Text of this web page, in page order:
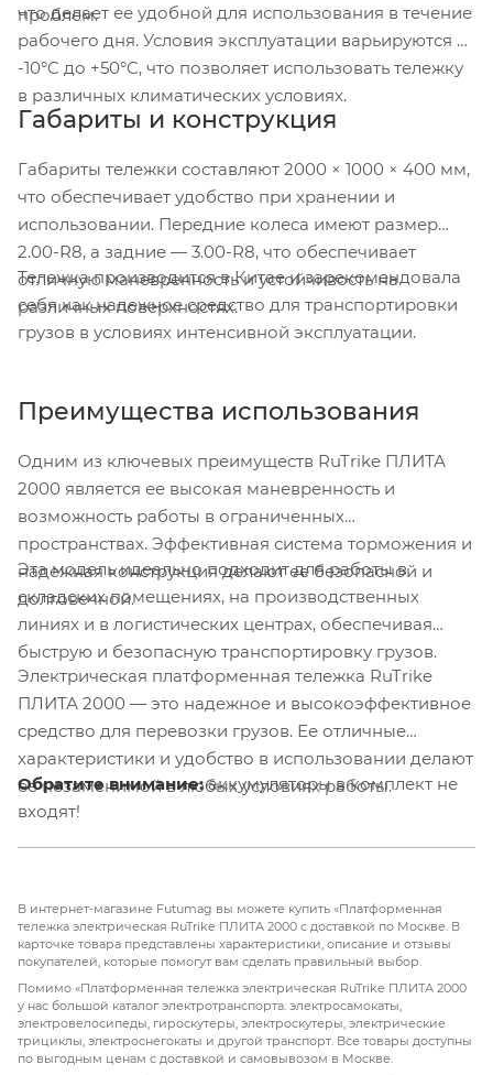
проблем.
что делает ее удобной для использования в течение
рабочего дня. Условия эксплуатации варьируются от
-10°C до +50°C, что позволяет использовать тележку
в различных климатических условиях.
Габариты и конструкция
Габариты тележки составляют 2000 × 1000 × 400 мм,
что обеспечивает удобство при хранении и
использовании. Передние колеса имеют размер
2.00-R8, а задние — 3.00-R8, что обеспечивает
отличную маневренность и устойчивость на
различных поверхностях.
Тележка производится в Китае и зарекомендовала
себя как надежное средство для транспортировки
грузов в условиях интенсивной эксплуатации.
Преимущества использования
Одним из ключевых преимуществ RuTrike ПЛИТА
2000 является ее высокая маневренность и
возможность работы в ограниченных
пространствах. Эффективная система торможения и
надежная конструкция делают ее безопасной и
долговечной.
Эта модель идеально подходит для работы в
складских помещениях, на производственных
линиях и в логистических центрах, обеспечивая
быструю и безопасную транспортировку грузов.
Электрическая платформенная тележка RuTrike
ПЛИТА 2000 — это надежное и высокоэффективное
средство для перевозки грузов. Ее отличные
характеристики и удобство в использовании делают
ее незаменимой в любых условиях работы.
Обратите внимание:аккумуляторы в комплект не
входят!
В интернет-магазине Futumag вы можете купить «Платформенная
тележка электрическая RuTrike ПЛИТА 2000 с доставкой по Москве. В
карточке товара представлены характеристики, описание и отзывы
покупателей, которые помогут вам сделать правильный выбор.
Помимо «Платформенная тележка электрическая RuTrike ПЛИТА 2000
у нас большой каталог электротранспорта: электросамокаты,
электровелосипеды, гироскутеры, электроскутеры, электрические
трициклы, электроснегокаты и другой транспорт. Все товары доступны
по выгодным ценам с доставкой и самовывозом в Москве.